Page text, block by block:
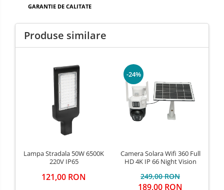
GARANTIE DE CALITATE
Produse similare
Lampa Stradala 50W 6500K
220V IP65
121,00 RON
-24%
Camera Solara Wifi 360 Full
HD 4K IP 66 Night Vision
249,00 RON
189,00 RON